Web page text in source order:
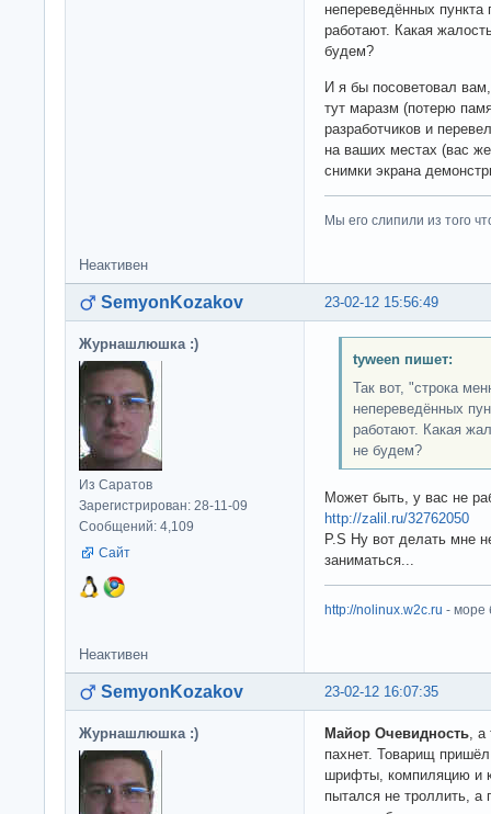
непереведённых пункта
работают. Какая
будем?
И я бы посоветовал
тут маразм (потерю
разработчиков и
на ваших местах (вас
снимки экрана
Мы его слипили из того
Неактивен
23-02-12 15:56:49
SemyonKozakov
Журнашлюшка :)
Из Саратов
Зарегистрирован: 28-11-09
Сообщений: 4,109
Сайт
tyween пишет:
Так вот, "строка
непереведённых
работают. Какая
не будем?
Может быть, у вас не
http://zalil.ru/32762050
P.S Ну вот делать мне
заниматься...
http://nolinux.w2c.ru - море
Неактивен
23-02-12 16:07:35
SemyonKozakov
Журнашлюшка :) Майор Очевидность, а
пахнет. Товарищ
шрифты, компиляцию и
пытался не троллить, а